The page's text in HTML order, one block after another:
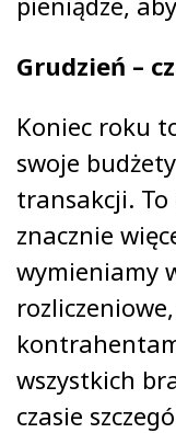
Grudzień –
Koniec roku
swoje
transakcji.
znacznie
wymieniamy
wszystkich
czasie